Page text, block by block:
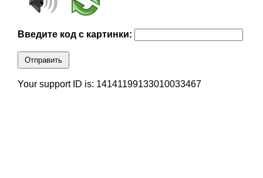
Введите код с картинки:
Отправить
Your support ID is: 14141199133010033467